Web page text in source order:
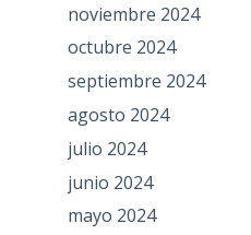
noviembre 2024
octubre 2024
septiembre 2024
agosto 2024
julio 2024
junio 2024
mayo 2024